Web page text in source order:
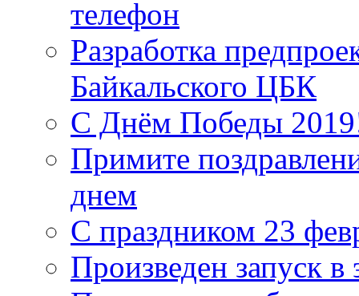
телефон
Разработка
Байкальского ЦБК
С Днём Победы
Примите
днем
С праздником 23
Произведен запуск в